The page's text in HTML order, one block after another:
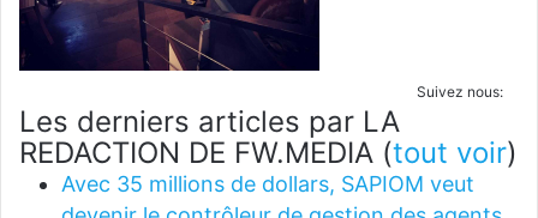
Suivez nous:
Les derniers articles par LA
REDACTION DE FW.MEDIA (tout voir)
Avec 35 millions de dollars, SAPIOM veut